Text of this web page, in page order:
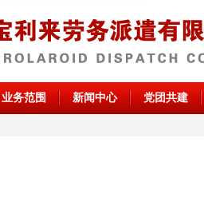
业务范围 新闻中心 党团共建